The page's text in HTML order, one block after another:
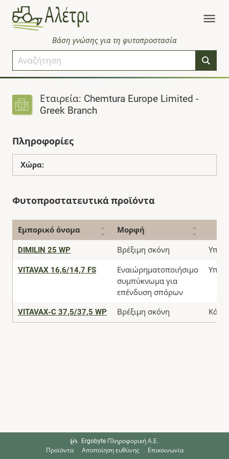
Βάση γνώσης για τη φυτοπροστασία
Εταιρεία: Chemtura Europe Limited -
Greek Branch
Πληροφορίες
Χώρα:
Φυτοπροστατευτικά προϊόντα
Εμπορικό όνομα Μορφή
DIMILIN 25 WP Βρέξιμη σκόνη
VITAVAX 16,6/14,7 FS
Εναιώρηματοποιήσιμο
συμπύκνωμα για
επένδυση σπόρων
VITAVAX-C 37,5/37,5 WP Βρέξιμη σκόνη
Ergobyte Πληροφορική Α.Ε.
Προϊόντα
Αποποίηση ευθύνης Επικοινωνία